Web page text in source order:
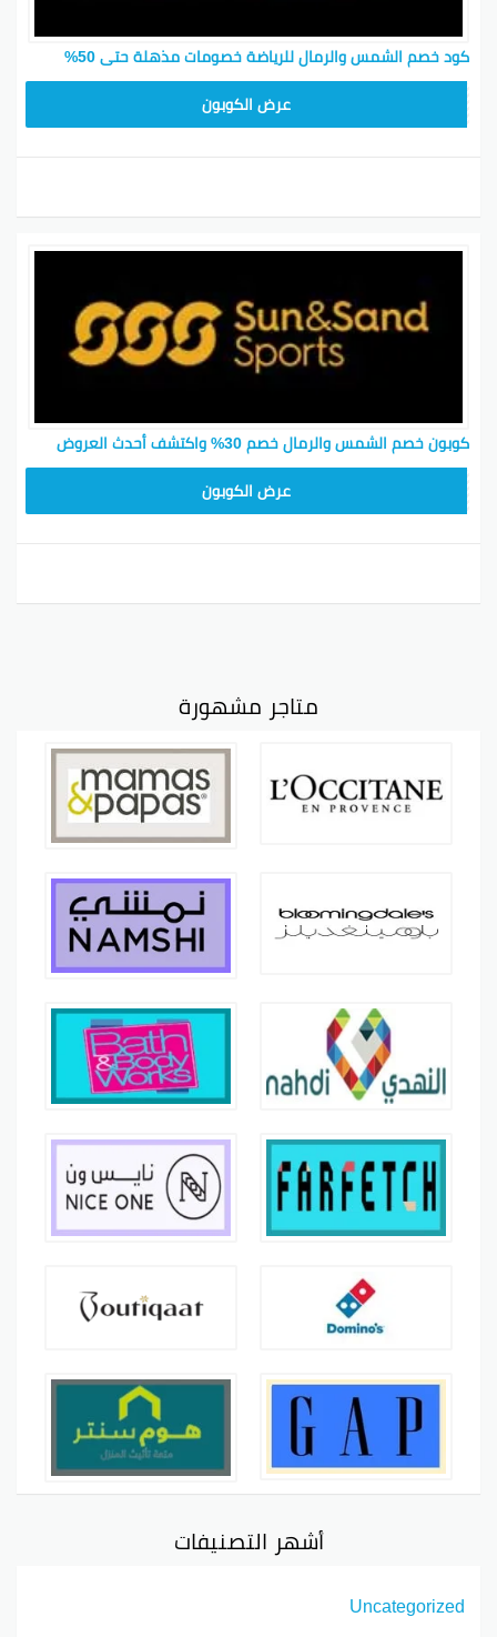
كود خصم الشمس والرمال للرياضة خصومات مذهلة حتى 50%
عرض الكوبون
كوبون خصم الشمس والرمال خصم 30% واكتشف أحدث العروض
عرض الكوبون
متاجر مشهورة
أشهر التصنيفات
Uncategorized